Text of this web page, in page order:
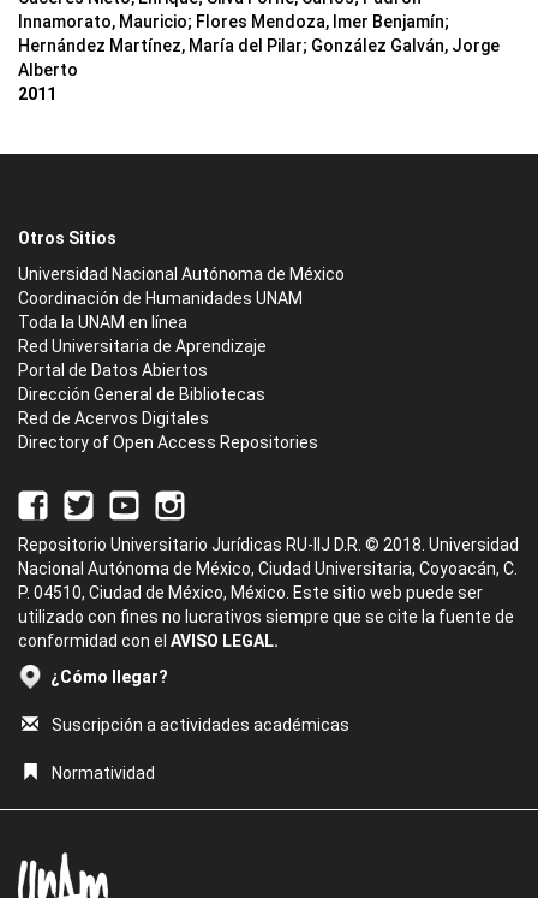
Innamorato, Mauricio; Flores Mendoza, Imer Benjamín;
Hernández Martínez, María del Pilar; González Galván, Jorge
Alberto
2011
Otros Sitios
Universidad Nacional Autónoma de México
Coordinación de Humanidades UNAM
Toda la UNAM en línea
Red Universitaria de Aprendizaje
Portal de Datos Abiertos
Dirección General de Bibliotecas
Red de Acervos Digitales
Directory of Open Access Repositories
Repositorio Universitario Jurídicas RU-IIJ D.R. © 2018. Universidad
Nacional Autónoma de México, Ciudad Universitaria, Coyoacán, C.
P. 04510, Ciudad de México, México. Este sitio web puede ser
utilizado con fines no lucrativos siempre que se cite la fuente de
conformidad con el AVISO LEGAL.
¿Cómo llegar?
Suscripción a actividades académicas
Normatividad